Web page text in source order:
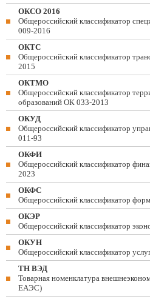
ОКСО 2016
Общероссийский классификатор
009-2016
ОКТС
Общероссийский классификатор
2015
ОКТМО
Общероссийский классификатор
образований ОК 033-2013
ОКУД
Общероссийский классификатор
011-93
ОКФИ
Общероссийский классификатор
2023
ОКФС
Общероссийский классификатор
ОКЭР
Общероссийский классификатор
ОКУН
Общероссийский классификатор
ТН ВЭД
Товарная номенклатура
ЕАЭС)